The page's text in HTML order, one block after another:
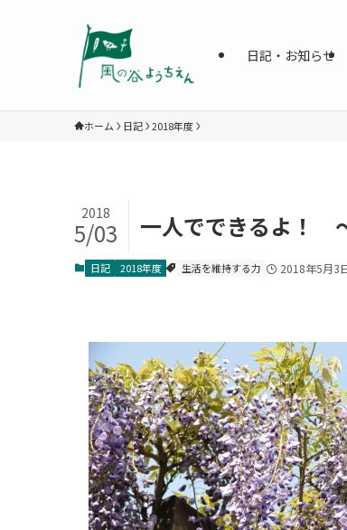
日記・お知らせ
ホーム 日記 2018年度
一人でできるよ！
2018
5/03
日記 2018年度 生活を維持する力 2018年5月3